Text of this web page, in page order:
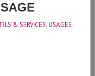
& SERVICES,USAGES